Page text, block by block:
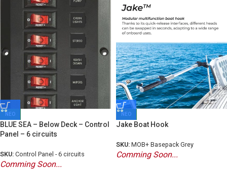
ΝΕΟ
BLUE SEA – Below Deck – Control
Panel – 6 circuits
SKU: Control Panel - 6 circuits
Comming Soon...
ΝΕΟ
Jake Boat Hook
SKU: MOB+ Basepack Grey
Comming Soon...